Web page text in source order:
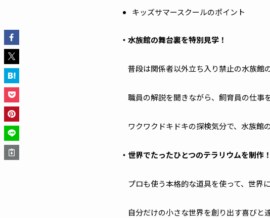
キッズサマースクールのポイント
・水族館の舞台裏を特別見学！
普段は関係者以外立ち入り禁止の水族館
職員の解説を聞きながら、飼育員の仕事
ワクワクドキドキの探検気分で、水族館
・世界でたったひとつのテラリウムを制作！
プロも使う本格的な道具を使って、世界
自分だけの小さな世界を創り出す喜びと